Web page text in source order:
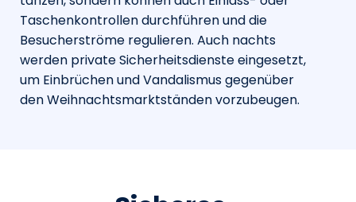
Taschenkontrollen durchführen und die
Besucherströme regulieren. Auch nachts
werden private Sicherheitsdienste eingesetzt,
um Einbrüchen und Vandalismus gegenüber
den Weihnachtsmarktständen vorzubeugen.